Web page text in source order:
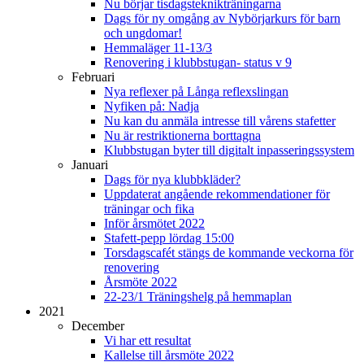
Nu börjar tisdagsteknikträningarna
Dags för ny omgång av Nybörjarkurs för barn
och ungdomar!
Hemmaläger 11-13/3
Renovering i klubbstugan- status v 9
Februari
Nya reflexer på Långa reflexslingan
Nyfiken på: Nadja
Nu kan du anmäla intresse till vårens stafetter
Nu är restriktionerna borttagna
Klubbstugan byter till digitalt inpasseringssystem
Januari
Dags för nya klubbkläder?
Uppdaterat angående rekommendationer för
träningar och fika
Inför årsmötet 2022
Stafett-pepp lördag 15:00
Torsdagscafét stängs de kommande veckorna för
renovering
Årsmöte 2022
22-23/1 Träningshelg på hemmaplan
2021
December
Vi har ett resultat
Kallelse till årsmöte 2022